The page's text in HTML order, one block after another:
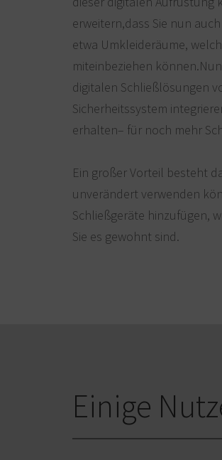
erweitern,dass Sie nun
etwa Umkleideräume,
miteinbeziehen
digitalen Schließlösungen
Sicherheitssystem
erhalten– für noch mehr
Ein großer Vorteil besteht
unverändert verwenden
Schließgeräte hinzufügen,
Sie es gewohnt sind.
Einige